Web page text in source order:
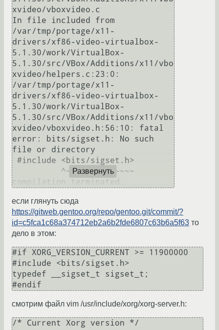
xvideo/vboxvideo.c
In file included from
/var/tmp/portage/x11-
drivers/xf86-video-virtualbox-
5.1.30/work/VirtualBox-
5.1.30/src/VBox/Additions/x11/vbo
xvideo/helpers.c:23:0:
/var/tmp/portage/x11-
drivers/xf86-video-virtualbox-
5.1.30/work/VirtualBox-
5.1.30/src/VBox/Additions/x11/vbo
xvideo/vboxvideo.h:56:10: fatal
error: bits/sigset.h: No such
file or directory
Развернуть
если глянуть сюда
https://gitweb.gentoo.org/repo/gentoo.git/commit/?
id=c5fca1c68a374712eb2a6b2fde6807c63b6a5f63 то
дело в этом:
#if XORG_VERSION_CURRENT >= 11900000
#include <bits/sigset.h>
typedef __sigset_t sigset_t;
#endif
смотрим файл vim /usr/include/xorg/xorg-server.h:
/* Current Xorg version */